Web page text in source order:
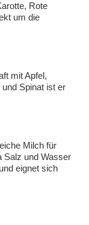
Rote
um die
mit Apfel,
Spinat ist er
Milch für
Salz und Wasser
eignet sich